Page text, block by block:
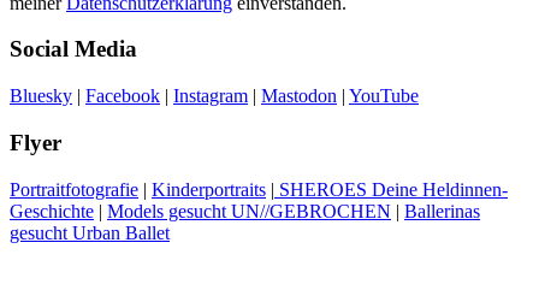
Social Media
Bluesky | Facebook | Instagram | Mastodon | YouTube
Flyer
Portraitfotografie | Kinderportraits | SHEROES Deine Heldinnen-
Geschichte | Models gesucht UN//GEBROCHEN | Ballerinas
gesucht Urban Ballet